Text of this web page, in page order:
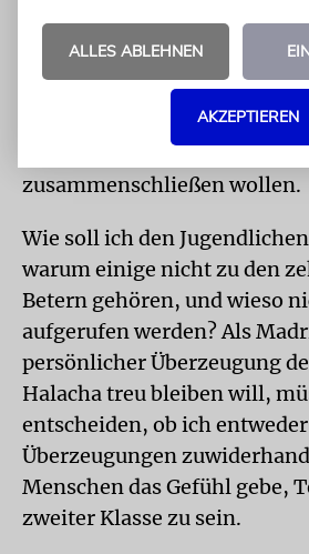
einem sonnigen Morgen
Machanes aufzuwachen und
Schacharitgebet zu gehen.
treffe ich eine Gruppe von
halachischen Juden, die sich
zusammenschließen wollen.
Wie soll ich den
warum einige nicht zu den
Betern gehören, und wieso
aufgerufen werden? Als
persönlicher Überzeugung
Halacha treu bleiben will,
entscheiden, ob ich
Überzeugungen
Menschen das Gefühl gebe,
zweiter Klasse zu sein.
ALLES ABLEHNEN
AKZEPTIEREN